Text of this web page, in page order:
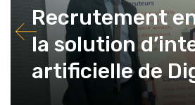
Recrutement
la solution
artificielle de